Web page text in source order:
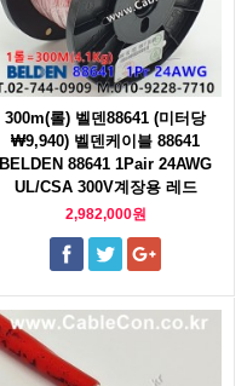
300m(롤) 벨덴88641 (미터당
₩9,940) 벨덴케이블 88641
BELDEN 88641 1Pair 24AWG
UL/CSA 300V계장용 레드
2,982,000원